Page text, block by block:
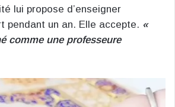
lui propose d’enseigner
pendant un an. Elle accepte. «
comme une professeure